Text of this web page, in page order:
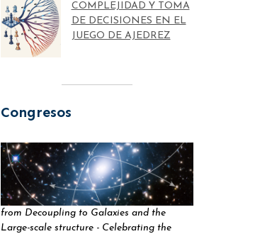
COMPLEJIDAD Y TOMA
DE DECISIONES EN EL
JUEGO DE AJEDREZ
Congresos
from Decoupling to Galaxies and the
Large-scale structure - Celebrating the